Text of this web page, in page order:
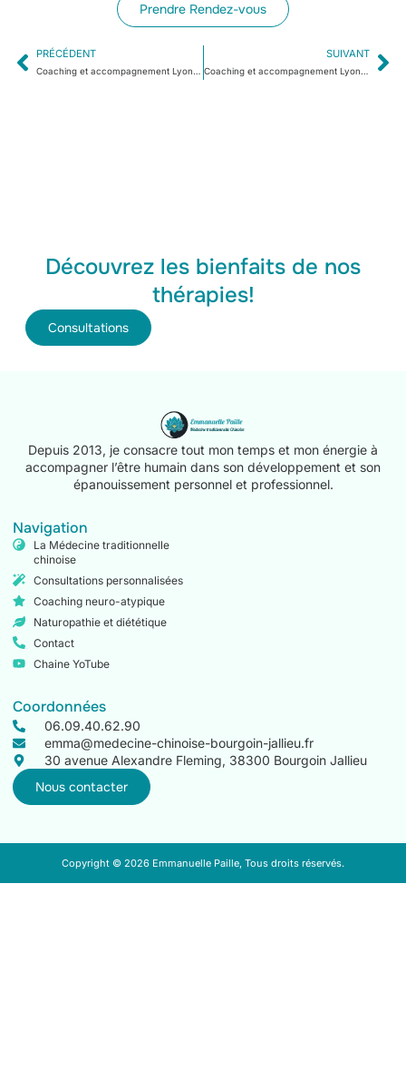
Prendre Rendez-vous
PRÉCÉDENT
Coaching et accompagnement Lyon :Comment se déroule la première séance d’un accompagnement pour un surdoué ?
SUIVANT
Coaching et accompagnement Lyon :Quels sont les objectifs d’un accompagnement pour un surdoué ?
Découvrez les bienfaits de nos
thérapies!
Consultations
Depuis 2013, je consacre tout mon temps et mon énergie à
accompagner l’être humain dans son développement et son
épanouissement personnel et professionnel.
Navigation
La Médecine traditionnelle
chinoise
Consultations personnalisées
Coaching neuro-atypique
Naturopathie et diététique
Contact
Chaine YoTube
Coordonnées
06.09.40.62.90
emma@medecine-chinoise-bourgoin-jallieu.fr
30 avenue Alexandre Fleming, 38300 Bourgoin Jallieu
Nous contacter
Copyright © 2026 Emmanuelle Paille, Tous droits réservés.